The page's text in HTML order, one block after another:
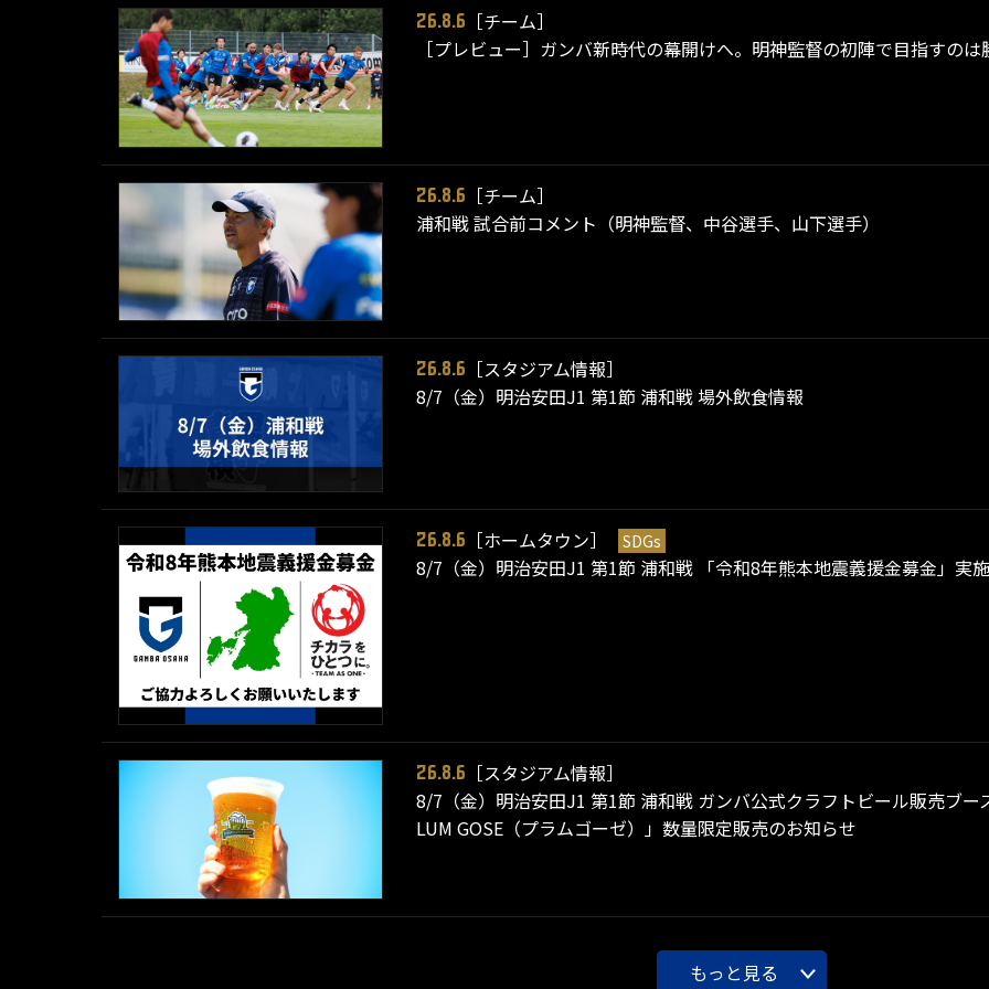
26.8.6
［チーム］
［プレビュー］ガンバ新時代の幕開けへ。明神監督の初陣で目指すのは
26.8.6
［チーム］
浦和戦 試合前コメント（明神監督、中谷選手、山下選手）
26.8.6
［スタジアム情報］
8/7（金）明治安田J1 第1節 浦和戦 場外飲食情報
26.8.6 ［ホームタウン］ SDGs
8/7（金）明治安田J1 第1節 浦和戦 「令和8年熊本地震義援金募金」実
26.8.6
［スタジアム情報］
8/7（金）明治安田J1 第1節 浦和戦 ガンバ公式クラフトビール販売ブ
LUM GOSE（プラムゴーゼ）」数量限定販売のお知らせ
もっと見る